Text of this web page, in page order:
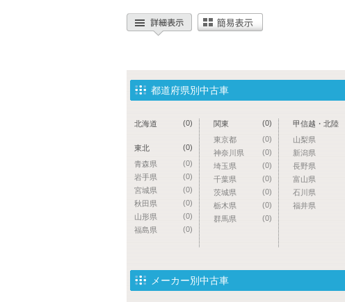
都道府県別中古車
(0)
北海道
(0)
東北
(0)
青森県
(0)
岩手県
(0)
宮城県
(0)
秋田県
(0)
山形県
(0)
福島県
(0)
関東
(0)
東京都
(0)
神奈川県
(0)
埼玉県
(0)
千葉県
(0)
茨城県
(0)
栃木県
(0)
群馬県
甲信越・北陸
山梨県
新潟県
長野県
富山県
石川県
福井県
メーカー別中古車